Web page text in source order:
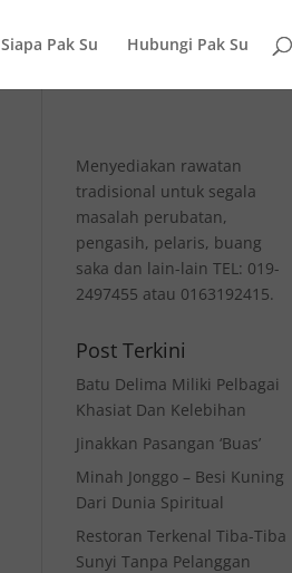
Siapa Pak Su Hubungi Pak Su
Menyediakan rawatan
tradisional untuk segala
masalah perubatan,
pengasih, pelaris, buang
saka dan lain-lain TEL: 019-
2497455 atau 0163192415.
Post Terkini
Batu Delima Miliki Pelbagai
Khasiat Dan Kelebihan
Jinakkan Pasangan ‘Buas’
Minah Jonggo – Besi Kuning
Dari Dunia Spiritual
Restoran Terkenal Tiba-Tiba
Sunyi Tanpa Pelanggan